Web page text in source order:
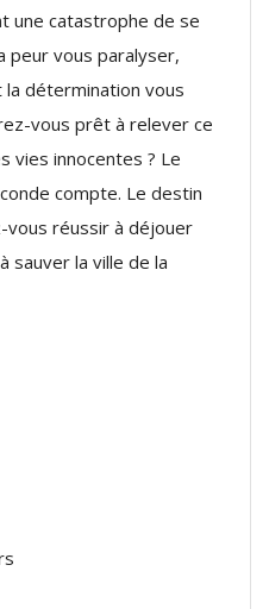
une catastrophe de se
peur vous paralyser,
détermination vous
vous prêt à relever ce
vies innocentes ? Le
compte. Le destin
vous réussir à déjouer
sauver la ville de la